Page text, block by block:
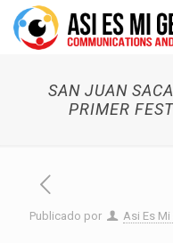
SAN JUAN
PRIMER
Publicado por Asi Es Mi